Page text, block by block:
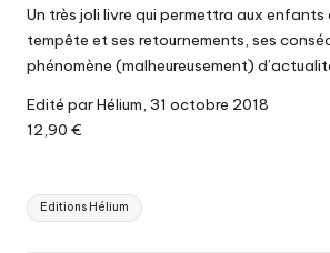
Un très joli livre qui permettra aux enfants
tempête et ses retournements, ses
phénomène (malheureusement)
Edité par Hélium, 31 octobre 2018
12,90 €
Tags:
Editions Hélium